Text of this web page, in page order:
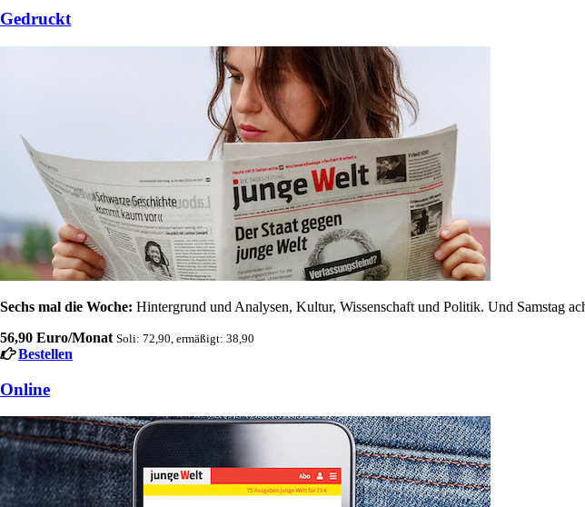
Gedruckt
Sechs mal die Woche: Hintergrund und Analysen, Kultur, Wissenschaft und Politik. Und Samstag
56,90 Euro/Monat Soli: 72,90, ermäßigt: 38,90
Bestellen
Online